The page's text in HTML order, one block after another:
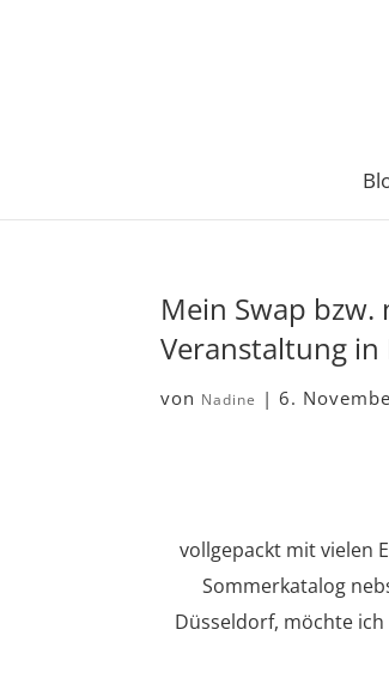
Mein Swap bzw.
Veranstaltung
von Nadine |6.
vollgepackt mit vielen
Sommerkatalog
Düsseldorf, möchte